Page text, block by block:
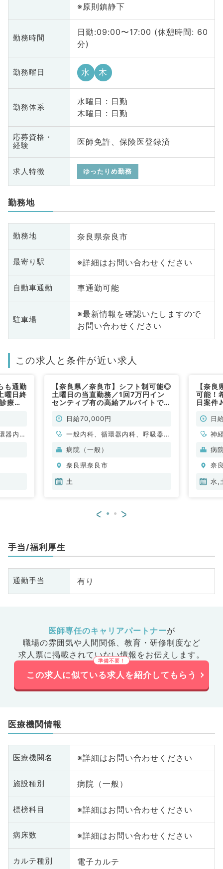
※原則鎮静下
勤務時間
日勤:09:00〜17:00 (休憩時間: 60
分)
勤務曜日 水 木
勤務体系
水曜日 : 日勤
木曜日 : 日勤
応募資格・
経験
医師免許、保険医登録済
求人特徴 ゆったりめ勤務
勤務地
勤務地 奈良県奈良市
最寄り駅 ※詳細はお問い合わせください
自動車通勤 車通勤可能
駐車場
※最新情報を確認いたしますので
お問い合わせください
この求人と条件が近い求人
も通勤
曜日終
療・
器内
【奈良県／奈良市】シフト制可能◎
土曜日の当直勤務／1回7万円イン
センティブ有の高給アルバイトです
日給70,000円
一般内科、循環器内科、呼吸器内
科、消化器内科、内分泌・代謝内
病院（一般）
奈良県奈良市
土
【奈
可能！
日案件
／非常
日
神
科
内
病
奈
水,
< >
手当/福利厚生
通勤手当 有り
医師専任のキャリアパートナーが
職場の雰囲気や人間関係、 教育・研修制度など
求人票に掲載されていない情報をお伝えします。
この求人に似ている求人を紹介してもらう
医療機関情報
医療機関名 ※詳細はお問い合わせください
施設種別 病院（一般）
標榜科目 ※詳細はお問い合わせください
病床数 ※詳細はお問い合わせください
カルテ種別 電子カルテ